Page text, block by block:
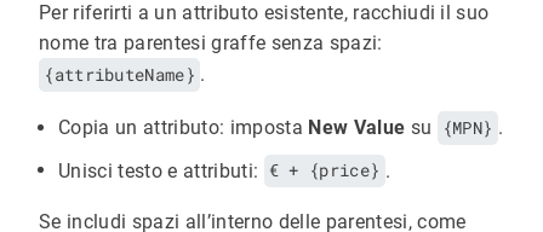
Per riferirti a un attributo esistente, racchiudi il suo
nome tra parentesi graffe senza spazi:
{attributeName} .
Copia un attributo: imposta New Value su {MPN} .
Unisci testo e attributi: € + {price} .
Se includi spazi all’interno delle parentesi, come